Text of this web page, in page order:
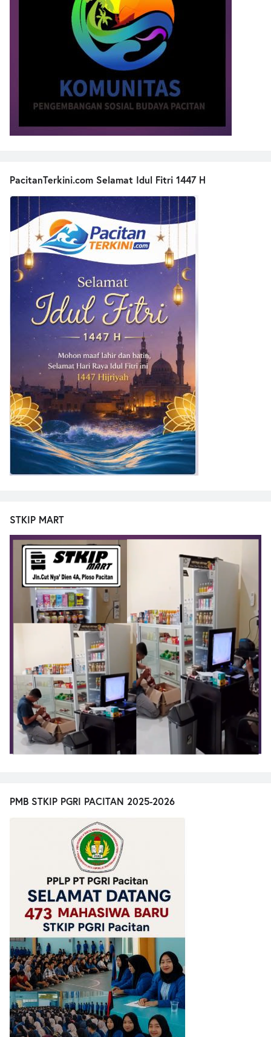
PacitanTerkini.com Selamat Idul Fitri 1447 H
STKIP MART
PMB STKIP PGRI PACITAN 2025-2026